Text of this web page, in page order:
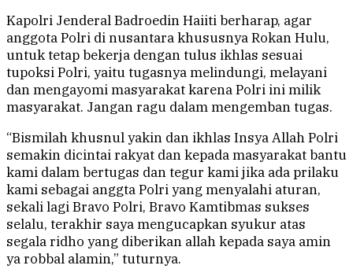
Kapolri Jenderal Badroedin Haiiti berharap, agar
anggota Polri di nusantara khususnya Rokan Hulu,
untuk tetap bekerja dengan tulus ikhlas sesuai
tupoksi Polri, yaitu tugasnya melindungi, melayani
dan mengayomi masyarakat karena Polri ini milik
masyarakat. Jangan ragu dalam mengemban tugas.
“Bismilah khusnul yakin dan ikhlas Insya Allah Polri
semakin dicintai rakyat dan kepada masyarakat bantu
kami dalam bertugas dan tegur kami jika ada prilaku
kami sebagai anggta Polri yang menyalahi aturan,
sekali lagi Bravo Polri, Bravo Kamtibmas sukses
selalu, terakhir saya mengucapkan syukur atas
segala ridho yang diberikan allah kepada saya amin
ya robbal alamin,” tuturnya.